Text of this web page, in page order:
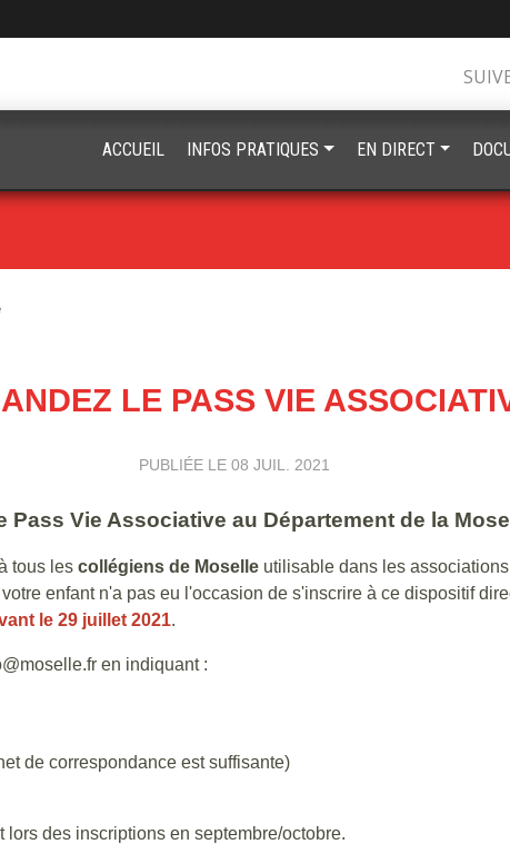
LE PASS VIE
PUBLIÉE LE 08 JUIL. 2021
Vie Associative au Département de la
tous les collégiens de Moselle utilisable dans les associations
enfant n'a pas eu l'occasion de s'inscrire à ce dispositif
le 29 juillet 2021.
en indiquant :
de correspondance est suffisante)
des inscriptions en septembre/octobre.
ACCUEIL INFOS PRATIQUES EN DIRECT